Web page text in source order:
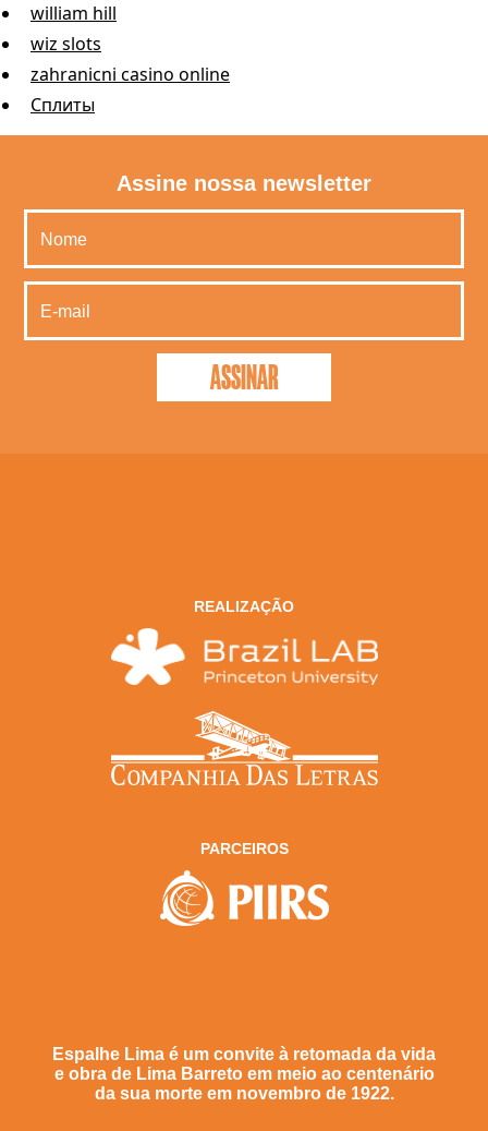
william hill
wiz slots
zahranicni casino online
Сплиты
Assine nossa newsletter
REALIZAÇÃO
PARCEIROS
Espalhe Lima é um convite à retomada da vida
e obra de Lima Barreto em meio ao centenário
da sua morte em novembro de 1922.